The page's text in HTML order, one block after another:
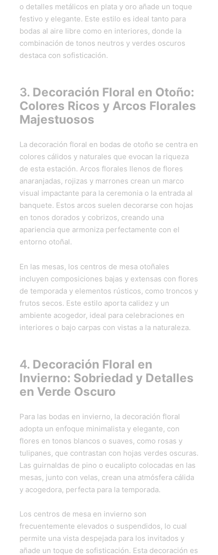
o detalles metálicos en plata y oro añade un toque
festivo y elegante. Este estilo es ideal tanto para
bodas al aire libre como en interiores, donde la
combinación de tonos neutros y verdes oscuros
destaca con sofisticación.
3. Decoración Floral en Otoño:
Colores Ricos y Arcos Florales
Majestuosos
La decoración floral en bodas de otoño se centra en
colores cálidos y naturales que evocan la riqueza
de esta estación. Arcos florales llenos de flores
anaranjadas, rojizas y marrones crean un marco
visual impactante para la ceremonia o la entrada al
banquete. Estos arcos suelen decorarse con hojas
en tonos dorados y cobrizos, creando una
apariencia que armoniza perfectamente con el
entorno otoñal.
En las mesas, los centros de mesa otoñales
incluyen composiciones bajas y extensas con flores
de temporada y elementos rústicos, como troncos y
frutos secos. Este estilo aporta calidez y un
ambiente acogedor, ideal para celebraciones en
interiores o bajo carpas con vistas a la naturaleza.
4. Decoración Floral en
Invierno: Sobriedad y Detalles
en Verde Oscuro
Para las bodas en invierno, la decoración floral
adopta un enfoque minimalista y elegante, con
flores en tonos blancos o suaves, como rosas y
tulipanes, que contrastan con hojas verdes oscuras.
Las guirnaldas de pino o eucalipto colocadas en las
mesas, junto con velas, crean una atmósfera cálida
y acogedora, perfecta para la temporada.
Los centros de mesa en invierno son
frecuentemente elevados o suspendidos, lo cual
permite una vista despejada para los invitados y
añade un toque de sofisticación. Esta decoración es